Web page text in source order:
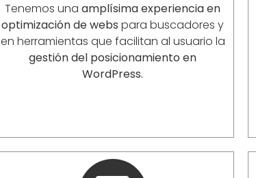
Tenemos unaamplísima experiencia en
optimización de webs para buscadores y
en herramientas que facilitan al usuario la
gestión del posicionamiento en
WordPress.